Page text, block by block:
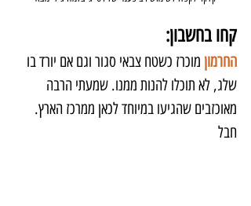
קחו בחשבון:
החרמון מוכרז כשטח צבאי סגור וגם אם יורד בו
שלג, לא תוכלו להנות ממנו. שמעתי הרבה
מאוכזבים שהגיעו במיוחד לכאן ממרכז הארץ.
חבל